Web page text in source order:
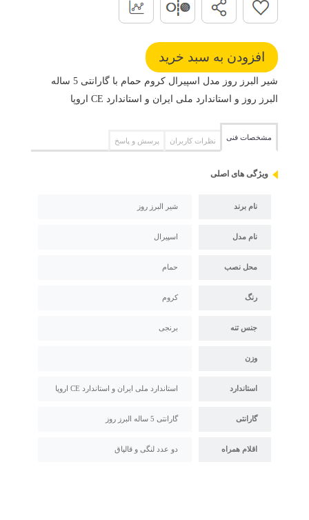
شیر البرز روز مدل اسپیرال کروم حمام با گارانتی 5 ساله
البرز روز و استاندارد ملی ایران و استاندارد CE اروپا
مشخصات فنی نظرات کاربران پرسش و پاسخ
ویژگی های اصلی
نام برند شیر البرز روز
نام مدل اسپیرال
محل نصب حمام
رنگ کروم
جنس تنه برنجی
وزن
استاندارد استاندارد ملی ایران و استاندارد CE اروپا
گارانتی گارانتی 5 ساله البرز روز
اقلام همراه دو عدد لنگی و قالپاق